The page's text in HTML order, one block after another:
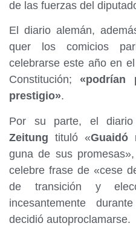
de las fuerzas del
El diario alemán,
quer los comicios
celebrarse este año en
Constitución; «podrían
prestigio».
Por su parte, el diario
Zeitung tituló «Guaidó
guna de sus
celebre frase de «cese
de transición y
incesantemente
decidió autoproclamarse.